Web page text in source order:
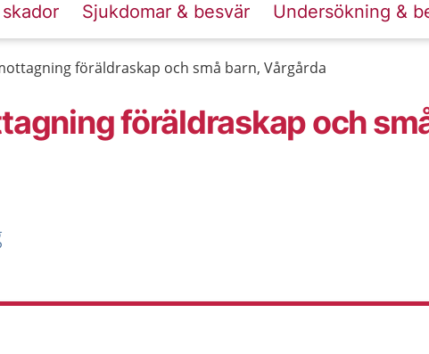
Sjukdomar & besvär Undersökning &
föräldraskap och små barn, Vårgårda
föräldraskap och